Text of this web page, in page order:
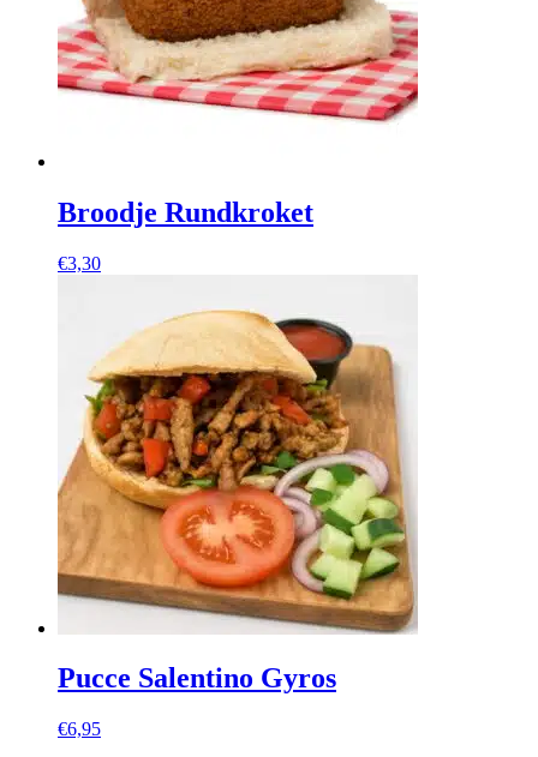
Broodje Rundkroket
€3,30
Pucce Salentino Gyros
€6,95